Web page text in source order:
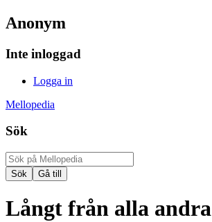
Anonym
Inte inloggad
Logga in
Mellopedia
Sök
Långt från alla andra